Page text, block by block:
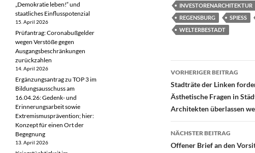
INVESTORENARCHITEKTUR
REGENSBURG
SPIESS
WELTERBESTADT
VORHERIGER BEITRAG
Stadträte der Linken
Ästhetische Fragen in
Architekten überlassen
NÄCHSTER BEITRAG
Offener Brief an den
„Demokratie leben!“ und
staatliches Einflusspotenzial
15. April 2026
Prüfantrag: Coronabußgelder
wegen Verstöße gegen
Ausgangsbeschränkungen
zurückzahlen
14. April 2026
Ergänzungsantrag zu TOP 3 im
Bildungsausschuss am
16.04.26: Gedenk- und
Erinnerungsarbeit sowie
Extremismusprävention; hier:
Konzept für einen Ort der
Begegnung
13. April 2026